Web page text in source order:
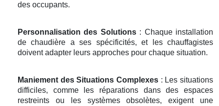
des occupants.
Personnalisation des Solutions: Chaque installation
de chaudière a ses spécificités, et les chauffagistes
doivent adapter leurs approches pour chaque situation.
Maniement des Situations Complexes : Les situations
difficiles, comme les réparations dans des espaces
restreints ou les systèmes obsolètes, exigent une